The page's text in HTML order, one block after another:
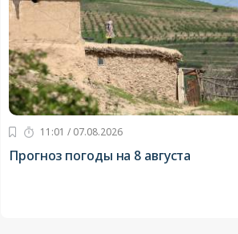
11:01 / 07.08.2026
Прогноз погоды на 8 августа